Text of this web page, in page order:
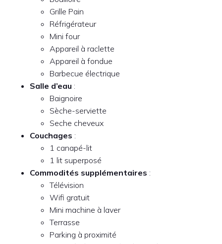
Grille Pain
Réfrigérateur
Mini four
Appareil à raclette
Appareil à fondue
Barbecue électrique
Salle d’eau :
Baignoire
Sèche-serviette
Seche cheveux
Couchages :
1 canapé-lit
1 lit superposé
Commodités supplémentaires :
Télévision
Wifi gratuit
Mini machine à laver
Terrasse
Parking à proximité